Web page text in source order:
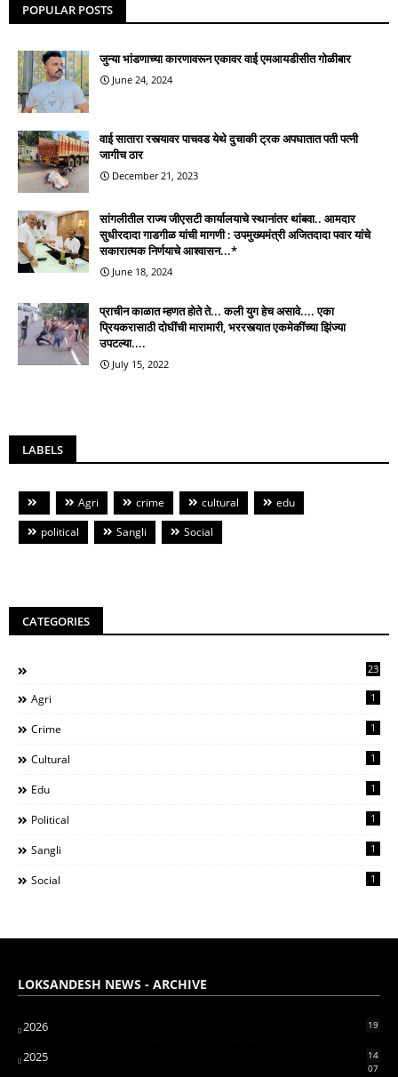
POPULAR POSTS
जुन्या भांडणाच्या कारणावरून एकावर वाई एमआयडीसीत गोळीबार
June 24, 2024
वाई सातारा रस्त्यावर पाचवड येथे दुचाकी ट्रक अपघातात पती पत्नी
जागीच ठार
December 21, 2023
सांगलीतील राज्य जीएसटी कार्यालयाचे स्थानांतर थांबवा.. आमदार
सुधीरदादा गाडगीळ यांची मागणी : उपमुख्यमंत्री अजितदादा पवार यांचे
सकारात्मक निर्णयाचे आश्वासन...*
June 18, 2024
प्राचीन काळात म्हणत होते ते... कली युग हेच असावे.... एका
प्रियकरासाठी दोघींची मारामारी, भररस्त्यात एकमेकींच्या झिंज्या
उपटल्या....
July 15, 2022
LABELS
Agri crime cultural
edu
political
Sangli Social
CATEGORIES
23
Agri 1
Crime 1
Cultural 1
Edu 1
Political 1
Sangli 1
Social 1
LOKSANDESH NEWS - ARCHIVE
2026 19
2025
14
07